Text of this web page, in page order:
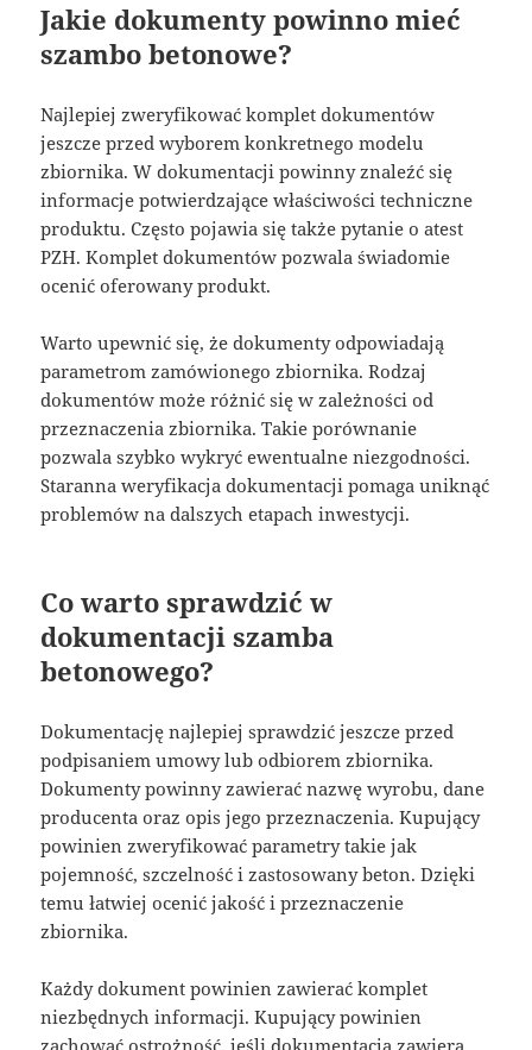
Jakie dokumenty powinno mieć
szambo betonowe?
Najlepiej zweryfikować komplet dokumentów
jeszcze przed wyborem konkretnego modelu
zbiornika. W dokumentacji powinny znaleźć się
informacje potwierdzające właściwości techniczne
produktu. Często pojawia się także pytanie o atest
PZH. Komplet dokumentów pozwala świadomie
ocenić oferowany produkt.
Warto upewnić się, że dokumenty odpowiadają
parametrom zamówionego zbiornika. Rodzaj
dokumentów może różnić się w zależności od
przeznaczenia zbiornika. Takie porównanie
pozwala szybko wykryć ewentualne niezgodności.
Staranna weryfikacja dokumentacji pomaga uniknąć
problemów na dalszych etapach inwestycji.
Co warto sprawdzić w
dokumentacji szamba
betonowego?
Dokumentację najlepiej sprawdzić jeszcze przed
podpisaniem umowy lub odbiorem zbiornika.
Dokumenty powinny zawierać nazwę wyrobu, dane
producenta oraz opis jego przeznaczenia. Kupujący
powinien zweryfikować parametry takie jak
pojemność, szczelność i zastosowany beton. Dzięki
temu łatwiej ocenić jakość i przeznaczenie
zbiornika.
Każdy dokument powinien zawierać komplet
niezbędnych informacji. Kupujący powinien